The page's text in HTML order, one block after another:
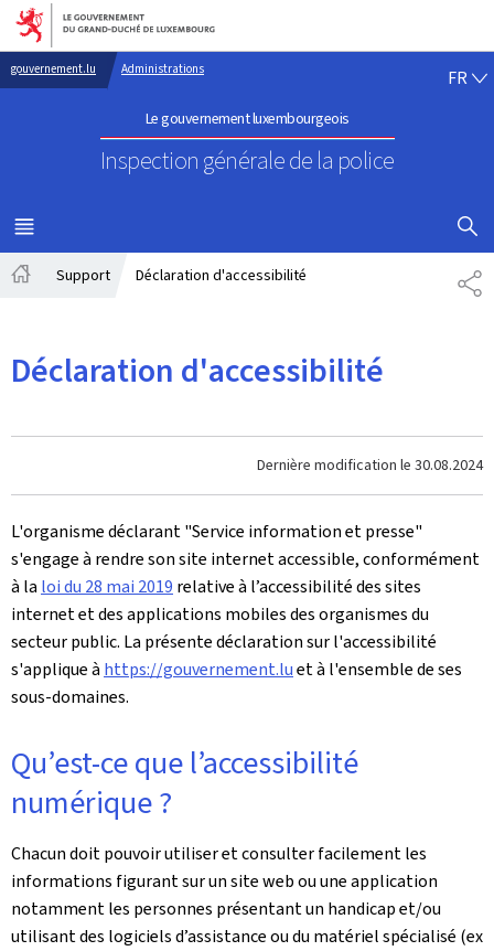
Aller au menu principal
Aller au contenu
gouvernement.lu Administrations
Le gouvernement luxembourgeois
Inspection générale de la police
FR
MENU
PRINCIPAL
Support Déclaration d'accessibilité
Déclaration d'accessibilité
Dernière modification le 30.08.2024
L'organisme déclarant"Service information et presse"
s'engage à rendre son site internet accessible, conformément
à la loi du 28 mai 2019 relative à l’accessibilité des sites
internet et des applications mobiles des organismes du
secteur public. La présente déclaration sur l'accessibilité
s'applique à https://gouvernement.luet à l'ensemble de ses
sous-domaines.
Qu’est-ce que l’accessibilité
numérique ?
Chacun doit pouvoir utiliser et consulter facilement les
informations figurant sur un site web ou une application
notamment les personnes présentant un handicap et/ou
utilisant des logiciels d’assistance ou du matériel spécialisé (ex